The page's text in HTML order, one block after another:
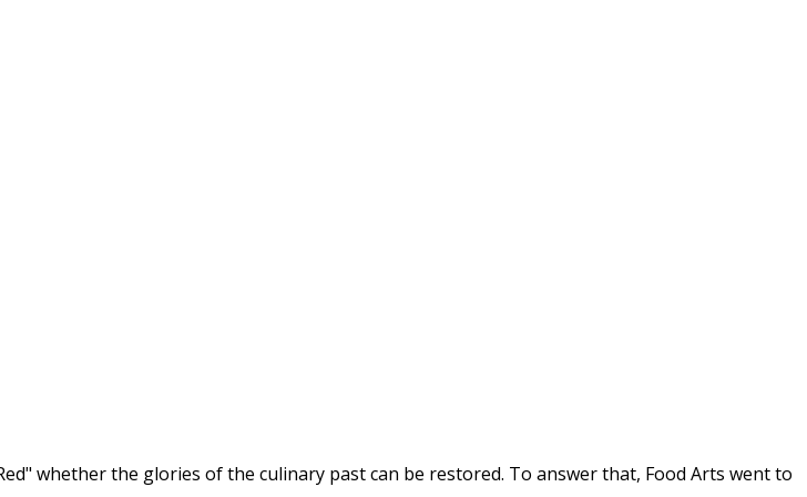
whether the glories of the culinary past can be restored. To answer that, Food Arts went to